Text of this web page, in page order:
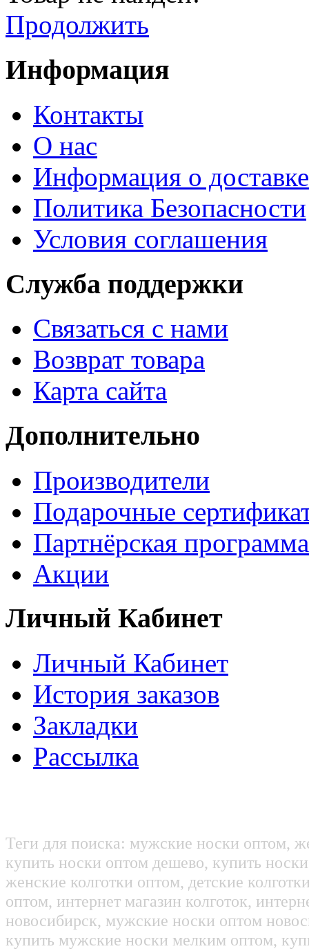
Продолжить
Информация
Контакты
О нас
Информация о доставке
Политика Безопасности
Условия соглашения
Служба поддержки
Связаться с нами
Возврат товара
Карта сайта
Дополнительно
Производители
Подарочные
Партнёрская программа
Акции
Личный Кабинет
Личный Кабинет
История заказов
Закладки
Рассылка
Теги для поиска: мужские носки оптом,
купить носки оптом дешево, купить
женские колготки оптом, детские
оптом, интернет магазин колготок,
новосибирск, мужские носки оптом
купить мужские носки мелким оптом,